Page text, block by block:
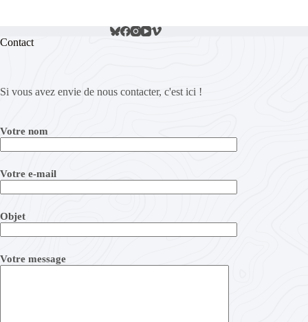
Contact
Si vous avez envie de nous contacter, c'est ici !
Votre nom
Votre e-mail
Objet
Votre message